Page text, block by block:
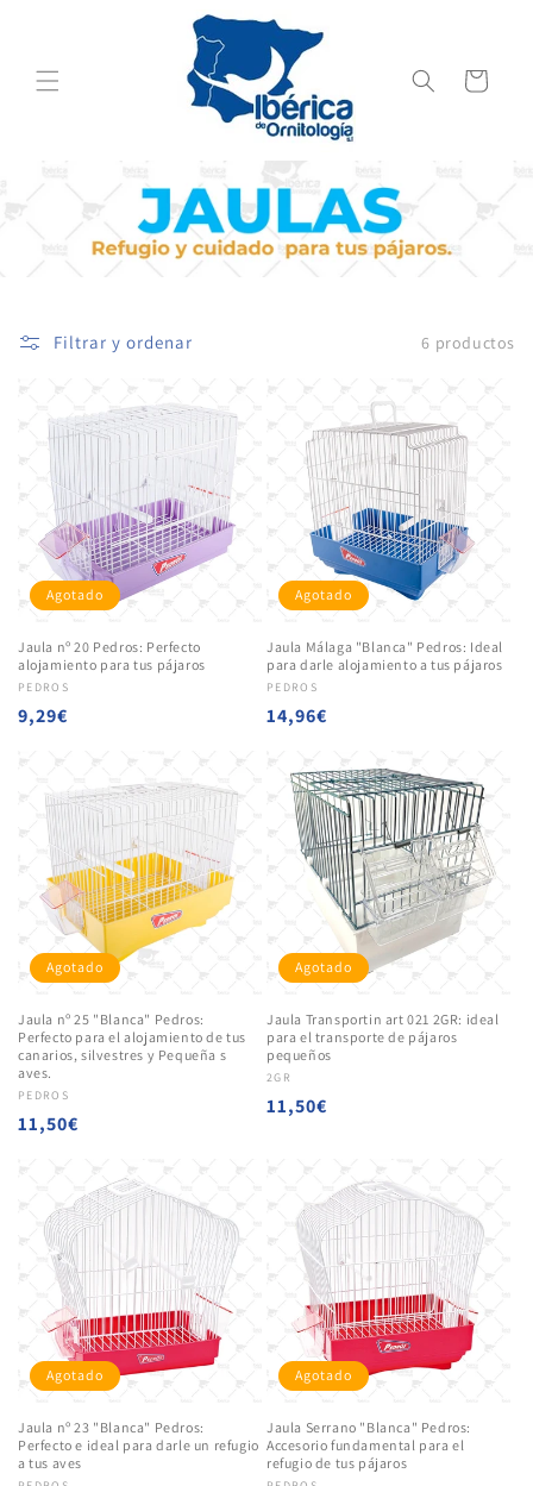
Carrito
Filtrar y ordenar 6 productos
Agotado
Jaula nº 20 Pedros: Perfecto
alojamiento para tus pájaros
Proveedor:
PEDROS
Precio
9,29€
Agotado
Jaula Málaga "Blanca" Pedros: Ideal
para darle alojamiento a tus pájaros
Proveedor:
PEDROS
Precio
14,96€
Agotado
Jaula nº 25 "Blanca" Pedros:
Perfecto para el alojamiento de tus
canarios, silvestres y Pequeña s
aves.
Proveedor:
PEDROS
Precio
11,50€
Agotado
Jaula Transportin art 021 2GR: ideal
para el transporte de pájaros
pequeños
Proveedor:
2GR
Precio
11,50€
Agotado
Jaula nº 23 "Blanca" Pedros:
Perfecto e ideal para darle un refugio
a tus aves
Agotado
Jaula Serrano "Blanca" Pedros:
Accesorio fundamental para el
refugio de tus pájaros